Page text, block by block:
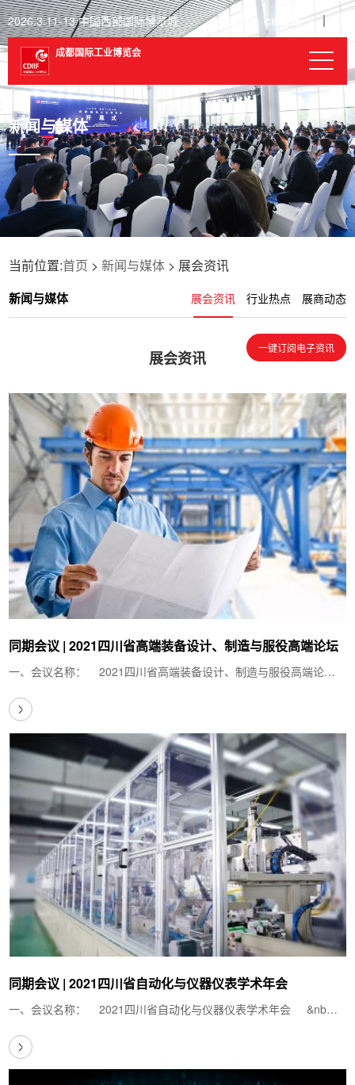
2026.3.11-13 中国西部国际博览城 Chinese
成都国际工业博览会
新闻与媒体
当前位置:首页 >新闻与媒体 > 展会资讯
新闻与媒体 展会资讯 行业热点 展商动态
一键订阅电子资讯
展会资讯
同期会议 | 2021四川省高端装备设计、制造与服役高端论坛
一、会议名称： 2021四川省高端装备设计、制造与服役高端论
同期会议 | 2021四川省自动化与仪器仪表学术年会
一、会议名称： 2021四川省自动化与仪器仪表学术年会 &nb…